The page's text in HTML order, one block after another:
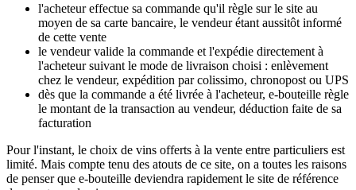
l'acheteur effectue sa commande qu'il règle sur le site au
moyen de sa carte bancaire, le vendeur étant aussitôt informé
de cette vente
le vendeur valide la commande et l'expédie directement à
l'acheteur suivant le mode de livraison choisi : enlèvement
chez le vendeur, expédition par colissimo, chronopost ou UPS
dès que la commande a été livrée à l'acheteur, e-bouteille règle
le montant de la transaction au vendeur, déduction faite de sa
facturation
Pour l'instant, le choix de vins offerts à la vente entre particuliers est
limité. Mais compte tenu des atouts de ce site, on a toutes les raisons
de penser que e-bouteille deviendra rapidement le site de référence